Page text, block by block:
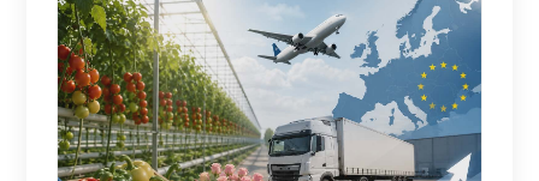
նոր կարգավորումներ այն
ֆիզիկական անձանց համար, ովքեր
ոչ ԵԱՏՄ երկրներից (օրինակ՝ ԱՄՆ,
Չինաստան, Եվրոպական երկրներ և
այլն) անձնական օգտագործման